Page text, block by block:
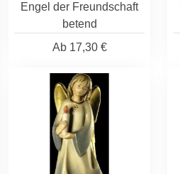
Engel der Freundschaft
betend
Ab17,30 €